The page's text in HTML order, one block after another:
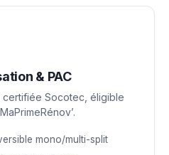
& PAC
certifiée Socotec, éligible
mono/multi-split